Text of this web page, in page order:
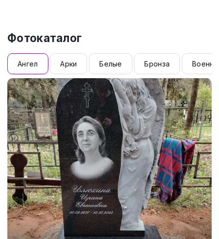
Фотокаталог
Ангел Арки Белые Бронза